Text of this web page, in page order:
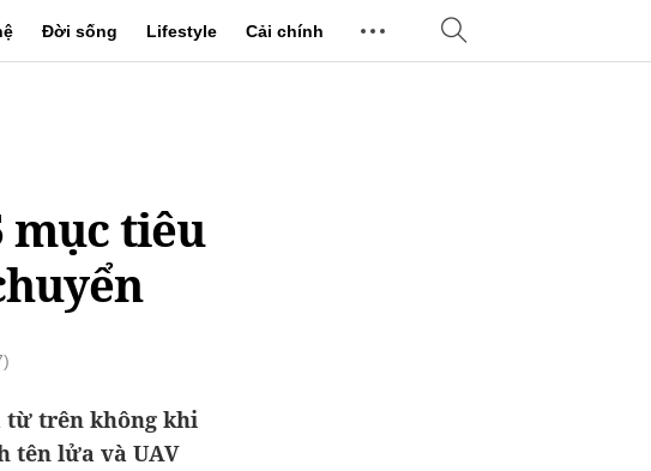
Đời sống Lifestyle Cải chính
mục tiêu
từ trên không khi
tên lửa và UAV